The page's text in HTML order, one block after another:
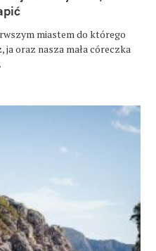
miastem do którego
ja oraz nasza mała córeczka